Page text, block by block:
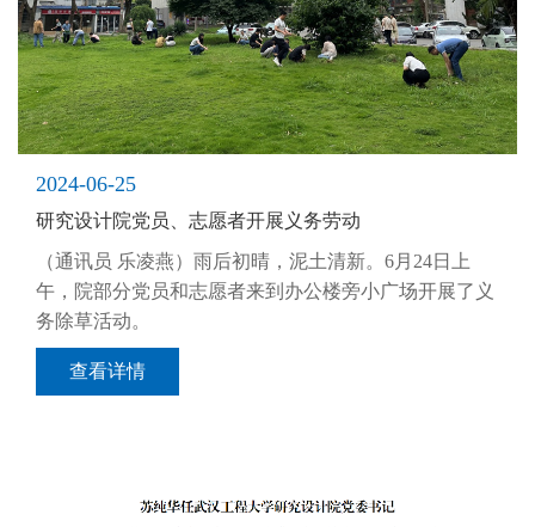
2024-06-25
研究设计院党员、志愿者开展义务劳动
（通讯员 乐凌燕）雨后初晴，泥土清新。6月24日上
午，院部分党员和志愿者来到办公楼旁小广场开展了义
务除草活动。
查看详情